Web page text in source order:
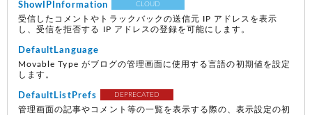
ShowIPInformation CLOUD
受信したコメントやトラックバックの送信元 IP アドレスを表示
し、受信を拒否する IP アドレスの登録を可能にします。
DefaultLanguage
Movable Type がブログの管理画面に使用する言語の初期値を設定
します。
DefaultListPrefs DEPRECATED
管理画面の記事やコメント等の一覧を表示する際の、表示設定の初